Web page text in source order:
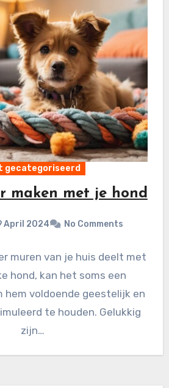
gecategoriseerd
maken met je hond
April 2024 No Comments
muren van je huis deelt met
hond, kan het soms een
hem voldoende geestelijk en
te houden. Gelukkig
zijn…